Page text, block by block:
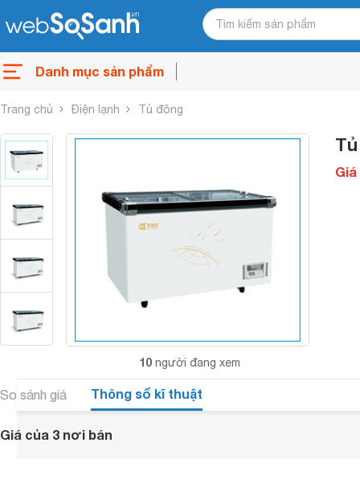
Danh mục sản phẩm
Trang chủ Điện lạnh Tủ đông
10 người đang xem
Giá
So sánh giá Thông số kĩ thuật
Giá của 3 nơi bán